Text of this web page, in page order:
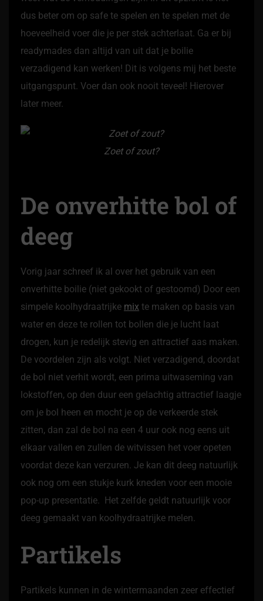
dus beter om op safe te spelen en te spelen met de
hoeveelheid voer die je per stek achterlaat. Ga er bij
readymades dan altijd van uit dat je boilie
verzadigend kan werken! Dit is volgens mij het beste
uitgangspunt. Voer dan ook nooit teveel! Hierover
later meer.
Zoet of zout?
De onverhitte bol of
deeg
Vorig jaar schreef ik al over het gebruik van een
onverhitte boilie (niet gekookt of gestoomd) Door een
simpele koolhydraatrijke mix te maken op basis van
water en deze te rollen tot bollen die je lucht laat
drogen, kun je redelijk stevig en attractief aas maken.
De voordelen zijn als volgt. Niet verzadigend, doordat
de bol niet verhit wordt, een prima uitwaseming van
lokstoffen, op den duur een gelachtig attractief laagje
om je bol heen en mocht je op de verkeerde stek
zitten, dan zal de bol na een 4 uur ook nog eens uit
elkaar vallen en zullen de witvissen het voer opeten
voordat deze kan verzuren. Je kan dit deeg natuurlijk
ook nog om een stukje kurk kneden voor een mooie
pop-up presentatie. Het zelfde geldt natuurlijk voor
deeg gemaakt van koolhydraatrijke melen.
Partikels
Partikels kunnen in de wintermaanden zeer effectief